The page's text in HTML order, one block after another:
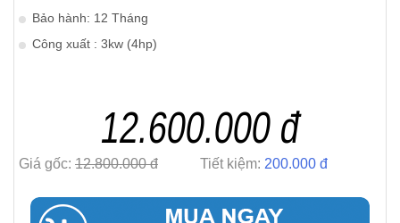
Bảo hành: 12 Tháng
Công xuất : 3kw (4hp)
12.600.000 đ
Giá gốc: 12.800.000 đ Tiết kiệm: 200.000 đ